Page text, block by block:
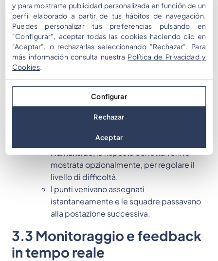
laterale).
4sfide "Parole Correlate" (associazione di
concetti).
Dinamiche al tavolo:
Ogni postazione mostrava un codiceQRe
Quando veniva scansionato con l'app
, lo schermo presentava la
Le squadre rispondevano (opzioni A, B, C,
A seconda della configurazione di
Humanside, la risposta corretta veniva
mostrata opzionalmente, per regolare il
livello di difficoltà.
I punti venivano assegnati
istantaneamente e le squadre passavano
alla postazione successiva.
3.3 Monitoraggio e feedback
in tempo reale
y para mostrarte publicidad personalizada en función de un
perfil elaborado a partir de tus hábitos de navegación.
Puedes personalizar tus preferencias pulsando en
"Configurar", aceptar todas las cookies haciendo clic en
"Aceptar", o rechazarlas seleccionando "Rechazar". Para
más información consulta nuestra Política de Privacidad y
Cookies.
Configurar
Rechazar
Aceptar